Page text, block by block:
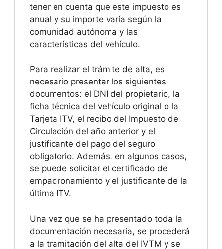
tener en cuenta que este impuesto es
anual y su importe varía según la
comunidad autónoma y las
características del vehículo.
Para realizar el trámite de alta, es
necesario presentar los siguientes
documentos: el DNI del propietario, la
ficha técnica del vehículo original o la
Tarjeta ITV, el recibo del Impuesto de
Circulación del año anterior y el
justificante del pago del seguro
obligatorio. Además, en algunos casos,
se puede solicitar el certificado de
empadronamiento y el justificante de la
última ITV.
Una vez que se ha presentado toda la
documentación necesaria, se procederá
a la tramitación del alta del IVTM y se